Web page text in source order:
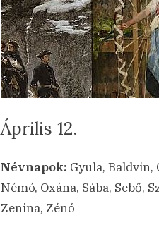
Április 12.
2023.04.12.
Nincs hozzászólás a(z)
12.
Névnapok: Gyula, Baldvin,
Némó, Oxána, Sába, Sebő,
Zenina, Zénó